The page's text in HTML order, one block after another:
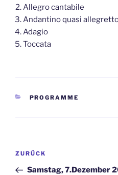
Allegro cantabile
Andantino quasi
Adagio
Toccata
KATEGORIEN
PROGRAMME
Beitragsnavigation
Vorheriger
Beitrag
ZURÜCK
Samstag, 7.Dezember